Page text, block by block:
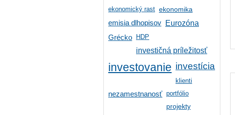
ekonomický rast ekonomika
emisia dlhopisov
Eurozóna
Grécko HDP
investičná príležitosť
investovanie investícia
klienti
nezamestnanosť portfólio
projekty